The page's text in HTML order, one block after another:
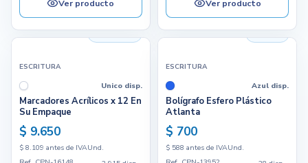
Ver producto Ver producto
2.915 disp.
ESCRITURA
Unico disp.
Marcadores Acrílicos x 12 En
Su Empaque
$ 9.650
$ 8.109 antes de IVAUnd.
28 disp.
ESCRITURA
Azul disp.
Bolígrafo Esfero Plástico
Atlanta
$ 700
$ 588 antes de IVAUnd.